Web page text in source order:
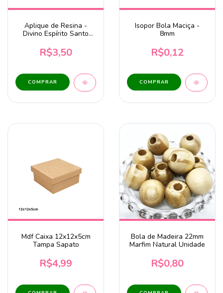
Aplique de Resina -
Divino Espírito Santo
4,5x3,5cm cód. 333
R$3,50
Isopor Bola Maciça -
8mm
R$0,12
Mdf Caixa 12x12x5cm
Tampa Sapato
R$4,99
Bola de Madeira 22mm
Marfim Natural Unidade
R$0,80